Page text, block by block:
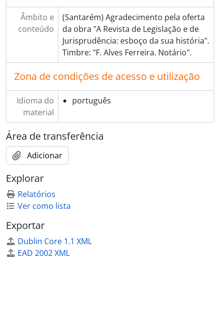
Âmbito e
conteúdo
(Santarém) Agradecimento pela oferta
da obra "A Revista de Legislação e de
Jurisprudência: esboço da sua história".
Timbre: "F. Alves Ferreira. Notário".
Zona de condições de acesso e utilização
Idioma do
material
português
Área de transferência
Adicionar
Explorar
Relatórios
Ver como lista
Exportar
Dublin Core 1.1 XML
EAD 2002 XML